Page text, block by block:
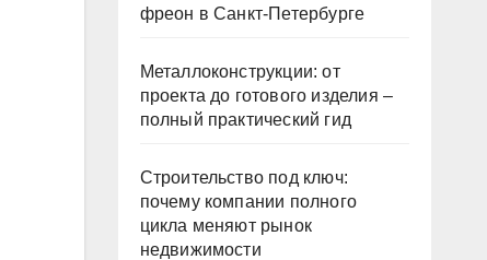
фреон в Санкт-Петербурге
Металлоконструкции: от
проекта до готового изделия –
полный практический гид
Строительство под ключ:
почему компании полного
цикла меняют рынок
недвижимости